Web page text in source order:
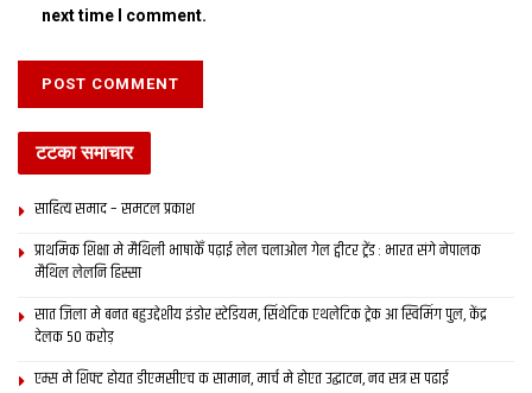
next time I comment.
टटका समाचार
साहित्य समाद – समटल प्रकाश
प्राथमिक शि‍क्षा मे मैथि‍ली भाषाकेँ पढ़ाई लेल चलाओल गेल ट्वीटर ट्रेंड : भारत संगे नेपालक
मैथिल लेलनि हिस्सा
सात जिला मे बनत बहुउद्देशीय इंडोर स्‍टेडि‍यम, सिंथेटिक एथलेटिक ट्रेक आ स्विमिंग पुल, केंद्र
देलक 50 करोड़
एम्स मे शिफ्ट होयत डीएमसीएच क सामान, मार्च मे होएत उद्घाटन, नव सत्र स पढाई